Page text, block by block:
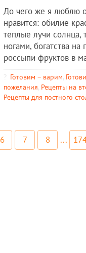
До чего же я люблю
нравится: обилие
теплые лучи солнца,
ногами, богатства
россыпи фруктов в
Готовим – варим,
пожелания, Рецепты на
Рецепты для постного
6 7 8 ...